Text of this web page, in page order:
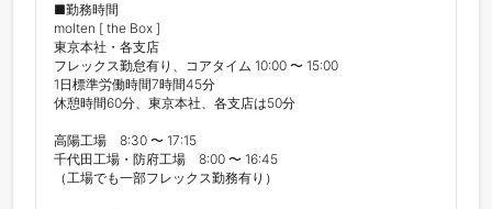
■勤務時間
molten [ the Box ]
東京本社・各支店
フレックス勤怠有り、コアタイム 10:00 〜 15:00
1日標準労働時間7時間45分
休憩時間60分、東京本社、各支店は50分
高陽工場　8:30 〜 17:15
千代田工場・防府工場　8:00 〜 16:45
（工場でも一部フレックス勤務有り）